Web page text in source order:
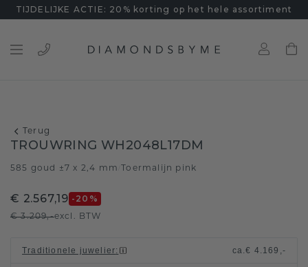
TIJDELIJKE ACTIE: 20% korting op het hele assortiment
Terug
TROUWRING WH2048L17DM
585 goud ±7 x 2,4 mm Toermalijn pink
€ 2.567,19 -20 %
€ 3.209,-excl. BTW
Traditionele juwelier: ca.€ 4.169,-